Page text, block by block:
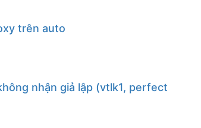
trên auto
nhận giả lập (vtlk1, perfect